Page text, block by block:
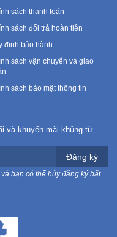
sách thanh toán
sách đổi trả hoàn tiền
định bảo hành
sách vận chuyển và giao
sách bảo mật thông tin
và khuyến mãi khủng từ
Đăng ký
bạn có thể hủy đăng ký bất